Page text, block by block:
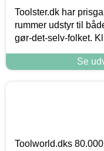
Toolster.dk har
rummer udstyr til
gør-det-selv-folket.
Se
Toolworld.dks